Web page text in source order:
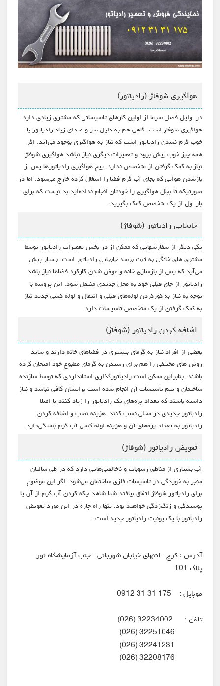
هواگیری شوفاژ (رادیاتور)
در اوایل فصل سرما از اولین کارهای تاسیساتی که مشتری زیادی دارد
هواگیری شوفاژ است. گاهی هم به دلیل سر و صدای زیاد رادیاتور یا
خوب گرم نشدن رادیاتور است که نیاز به هواگیری بوجود می‌آید. اگر
همه چیز خوب پیش برود و تعمیرات دیگری نیاز نباشد هواگیری شوفاژ
نیاز به کمک گرفتن از متخصص ندارد. پیچ هواگیری رادیاتورها پس از
بازشدن هوایی که بجای آب گرم فضا را اشغال کرده خارج می‌شود. اما در
صورتیکه تا بجال هواگیری را خودتان انجام نداده‌اید بد نیست که برای
بار اول از یک متخصص کمک بگیرید.
جابجایی رادیاتور (شوفاژ)
یکی دیگر از سفارشهایی که ممکن از در بخش تعمیرات رادیاتور توسط
مشتری های خانگی به ثبت برسد جابجایی رادیاتور است. بسیار پیش
می‌آید که پس از بازسازی خانه و عوض شدن کارکرد فضاها نیاز باشد
رادیاتور از جای قبلی خود به محل جدیدی منتقل شود. این پروسه با
توجه به نیاز به کورکردن لوله‌های قبلی و انتقال و لوله کشی جدید نیاز
به کمک گرفتن از یک متخصص تاسیسات دارد.
اضافه کردن رادیاتور (شوفاژ)
بعضی از افراد نیاز به گرمای بیشتری در فضاهای خانه دارند و شاید
روش های مختلفی را هم برای رسیدن به گرمای مطبوع خود امتحان کرده
باشند. بنابراین ممکن است رادیاتورگذاری استانداردی که توسط سازنده
ساختمان و تیم تاسیسات آن انجام شده است برایشان کافی نباشد و نیاز
داشته باشند که تعداد پره‌های یک رادیاتور را زیاد کنند یا اصلا
رادیاتور جدیدی در محلی نسب کنند. هزینه نصب و اضافه کردن
رادیاتور به تعداد پره‌های آن و هزینه لوله کشی آب گرم بستگی‌دارد.
تعویض رادیاتور (شوفاژ)
آب بسیاری از مناطق رسوبات و ناخالصی‌هایی دارد که در طی سالیان
منجر به خوردگی در تاسیسات فلزی ساختمان می‌شود. اگر این موضوع
برای رادیاتور شوفاژ اتفاق بیافتد شما شاهد چکه کردن آب گرم از آن یا
پوسیدگی و زنگ‌زدگی خواهید بود. تنها راه چاره در این مورد تعویض
رادیاتور با یک یونیت رادیاتور جدید است.
آدرس : کرج - انتهای خیابان شهربانی - جنب آزمایشگاه نور -
پلاک 101
موبایل : 175 31 31 0912
تلفن : 32234002 (026)